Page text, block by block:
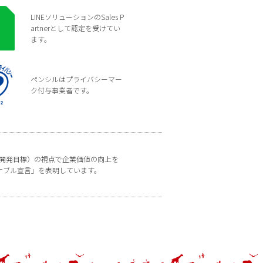
LINEソリューションのSales P
artnerとして認定を受けてい
ます。
ペンシルはプライバシーマー
ク付与事業者です。
発目標）の視点で企業価値の向上を
ル宣言」を表明しています。